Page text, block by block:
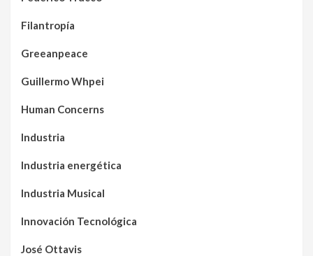
Filantropía
Greeanpeace
Guillermo Whpei
Human Concerns
Industria
Industria energética
Industria Musical
Innovación Tecnológica
José Ottavis